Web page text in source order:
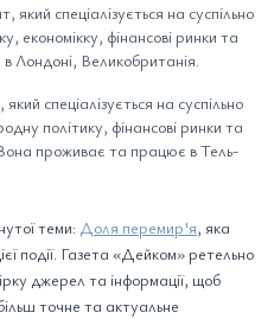
спеціалізується на суспільно
економікку, фінансові ринки та
Лондоні, Великобританія.
спеціалізується на суспільно
політику, фінансові ринки та
проживає та працює в Тель-
теми: Доля перемир'я, яка
події. Газета «Дейком» ретельно
джерел та інформації, щоб
точне та актуальне